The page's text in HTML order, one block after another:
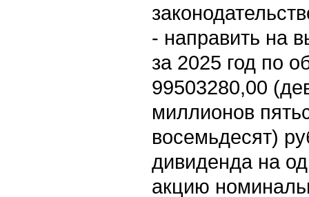
- направить на
за 2025 год по
99503280,00
миллионов
восемьдесят)
дивиденда на
акцию